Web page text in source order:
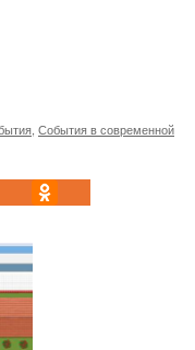
События в современной